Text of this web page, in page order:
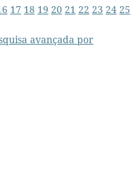
17 18 19 20 21 22 23 24 25
avançada por